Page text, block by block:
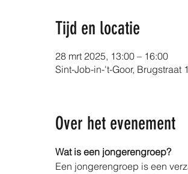
Tijd en locatie
28 mrt 2025, 13:00 – 16:00
Sint-Job-in-'t-Goor, Brugstraat
Over het evenement
Wat is een jongerengroep?
Een jongerengroep is een